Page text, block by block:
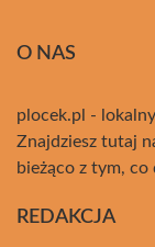
O NAS
plocek.pl -
Znajdziesz tutaj
bieżąco z tym,
REDAKCJA